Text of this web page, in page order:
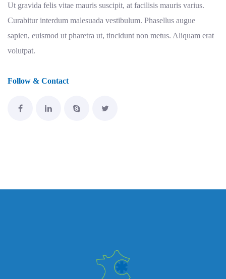
Ut gravida felis vitae mauris suscipit, at facilisis mauris varius.
Curabitur interdum malesuada vestibulum. Phasellus augue
sapien, euismod ut pharetra ut, tincidunt non metus. Aliquam erat
volutpat.
Follow & Contact